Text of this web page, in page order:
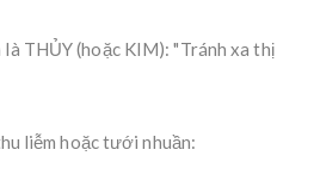
là THỦY (hoặc KIM): "Tránh xa thị
liễm hoặc tưới nhuần: